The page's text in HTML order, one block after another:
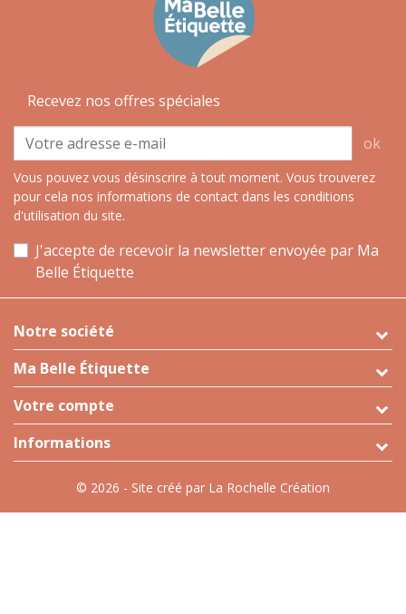
Recevez nos offres spéciales
ok
Vous pouvez vous désinscrire à tout moment. Vous trouverez
pour cela nos informations de contact dans les conditions
d'utilisation du site.
J'accepte de recevoir la newsletter envoyée par Ma
Belle Étiquette
Notre société
Ma Belle Étiquette
Votre compte
Informations
© 2026 - Site créé par La Rochelle Création